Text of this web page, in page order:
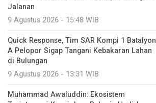
Jalanan
9 Agustus 2026 - 15:48 WIB
Quick Response, Tim SAR Kompi 1 Batalyon
A Pelopor Sigap Tangani Kebakaran Lahan
di Bulungan
9 Agustus 2026 - 13:31 WIB
Muhammad Awaluddin: Ekosistem